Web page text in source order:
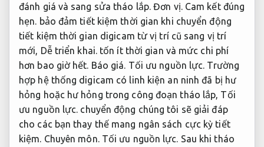
đánh giá và sang sửa tháo lắp.Đơn vị. Cam kết đúng
hẹn. bảo đảm tiết kiệm thời gian khi chuyển động
tiết kiệm thời gian digicam từ vị trí cũ sang vị trí
mới, Dễ triển khai.tốn ít thời gian và mức chi phí
hơn bao giờ hết. Báo giá. Tối ưu nguồn lực. Trường
hợp hệ thống digicam có linh kiện an ninh đã bị hư
hỏng hoặc hư hỏng trong công đoạn tháo lắp, Tối
ưu nguồn lực. chuyển động chúng tôi sẽ giải đáp
cho các bạn thay thế mang ngân sách cực kỳ tiết
kiệm. Chuyên môn. Tối ưu nguồn lực. Sau khi tháo